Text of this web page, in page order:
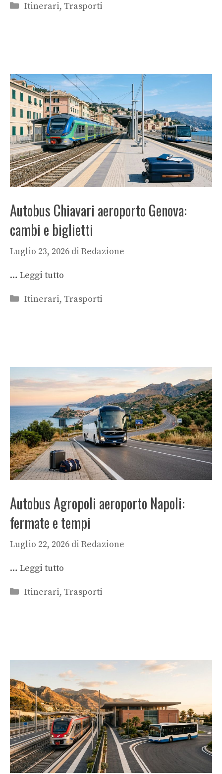
Categorie
Itinerari, Trasporti
Autobus Chiavari aeroporto Genova:
cambi e biglietti
Luglio 23, 2026 di Redazione
… Leggi tutto
Categorie
Itinerari, Trasporti
Autobus Agropoli aeroporto Napoli:
fermate e tempi
Luglio 22, 2026 di Redazione
… Leggi tutto
Categorie
Itinerari, Trasporti